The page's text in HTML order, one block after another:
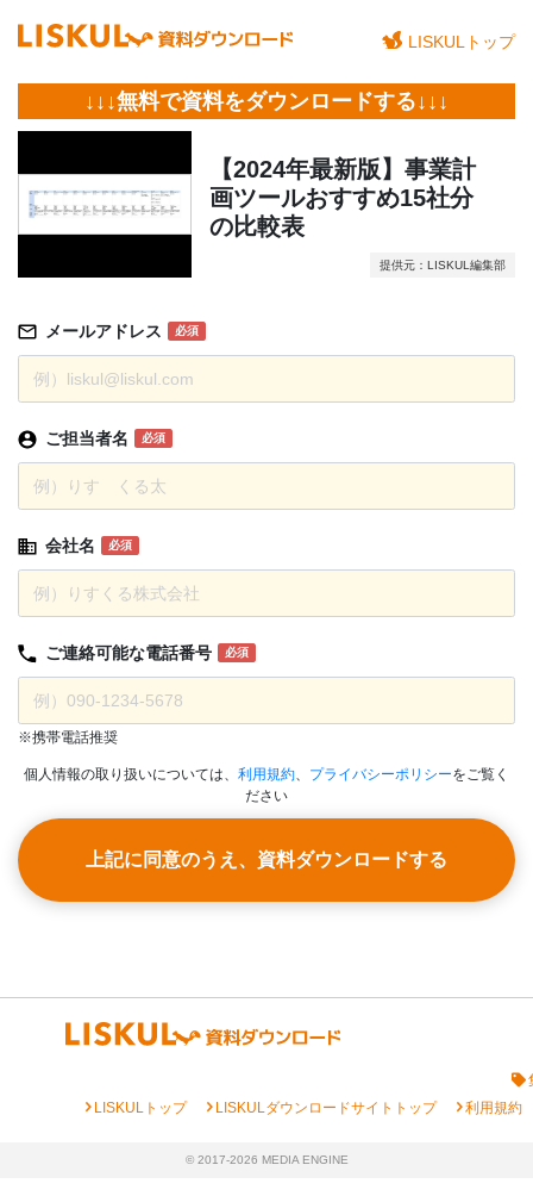
LISKULトップ
↓↓↓無料で資料をダウンロードする↓↓↓
【2024年最新版】事業計
画ツールおすすめ15社分
の比較表
提供元：LISKUL編集部
メールアドレス 必須
ご担当者名 必須
会社名 必須
ご連絡可能な電話番号 必須
※携帯電話推奨
個人情報の取り扱いについては、 利用規約、 プライバシーポリシーをご覧く
ださい
上記に同意のうえ、資料ダウンロードする
chevron_rightLISKULトップ chevron_rightLISKULダウンロードサイトトップ chevron_right利用規約
© 2017-2026 MEDIA ENGINE